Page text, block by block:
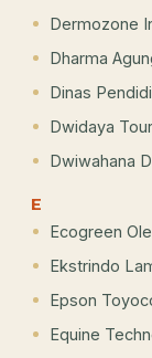
Dermozone
Dharma
Dinas
Dwidaya
Dwiwahana
E
Ecogreen
Ekstrindo
Epson
Equine